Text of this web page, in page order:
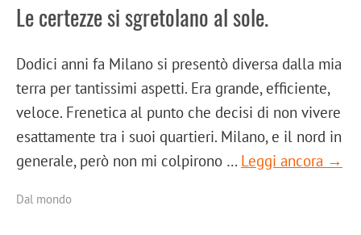
Le certezze si sgretolano al sole.
Dodici anni fa Milano si presentò diversa dalla mia
terra per tantissimi aspetti. Era grande, efficiente,
veloce. Frenetica al punto che decisi di non vivere
esattamente tra i suoi quartieri. Milano, e il nord in
generale, però non mi colpirono … Leggi ancora →
Dal mondo